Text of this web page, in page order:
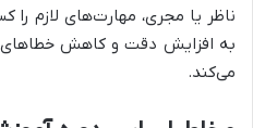
ناظر یا مجری، مهارت‌های لازم
به افزایش دقت و کاهش خطاهای
می‌کند.